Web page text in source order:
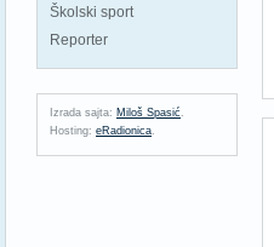
Školski sport
Reporter
Izrada sajta: Miloš Spasić .
Hosting: eRadionica.